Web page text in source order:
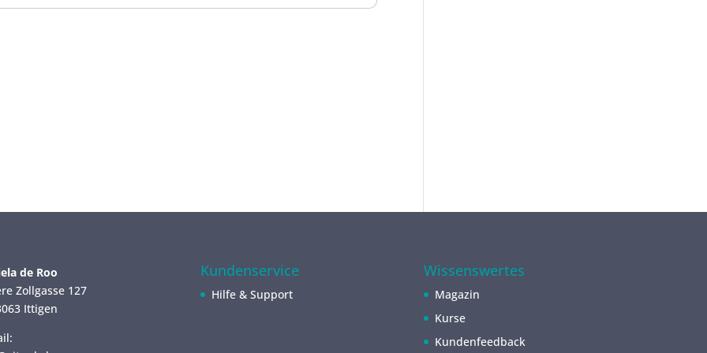
de Roo
Zollgasse 127
Ittigen
Kundenservice
Hilfe & Support
Wissenswertes
Magazin
Kurse
Kundenfeedback